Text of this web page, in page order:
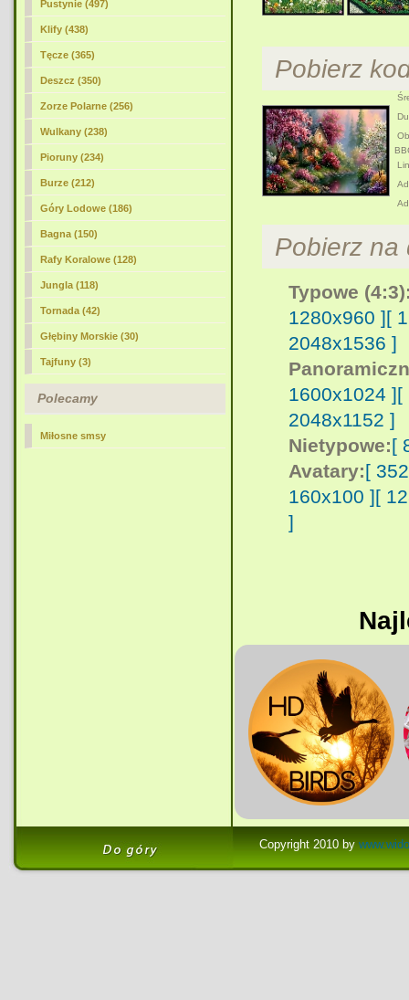
Pustynie (497)
Klify (438)
Tęcze (365)
Deszcz (350)
Zorze Polarne (256)
Wulkany (238)
Pioruny (234)
Burze (212)
Góry Lodowe (186)
Bagna (150)
Rafy Koralowe (128)
Jungla (118)
Tornada (42)
Głębiny Morskie (30)
Tajfuny (3)
Polecamy
Miłosne smsy
Pobierz
Pobierz na
Typowe
1280x960 ][
2048x1536 ]
1600x1024 ][
2048x1152 ]
Nietypowe:[
Avatary:[
160x100 ][
]
Copyright 2010 by